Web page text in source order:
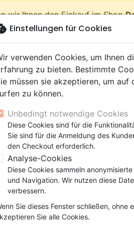
wir Ihnen den Einkauf im Shop
Neuheiten
Testamente
(Religion,
Wachstum
Gemeinde
Gemeinde
Ehe
9 Jahre
Jahre
Latino, Folk
Soul
Konferenz
E. McCall
Artikel des Autors
nach:
Einstellungen für Cookies
verwenden Cookies, um Ihnen
zu bieten. Bestimmte
müssen sie akzeptieren, um auf
zu können.
Unbedingt notwendige Cookies
Diese Cookies sind für die
Sie sind für die Anmeldung des
den Checkout erforderlich.
Analyse-Cookies
Diese Cookies sammeln
und Navigation. Wir nutzen diese
verbessern.
Sie dieses Fenster schließen, ohne
Sie alle Cookies.